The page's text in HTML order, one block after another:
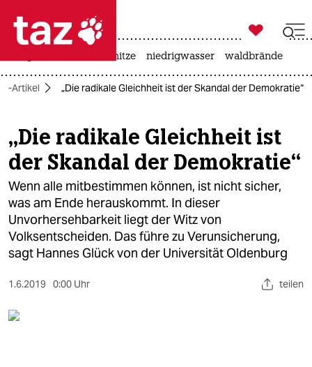
 taz zahl ich
taz zahl ich
themen
politik
öko
gesellschaft
kultur
sport
berlin

taz zahl ich
hitze niedrigwasser waldbrände
Artikel „Die radikale Gleichheit ist der Skandal der Demokratie“
„Die radikale Gleichheit ist
der Skandal der Demokratie“
Wenn alle mitbestimmen können, ist nicht sicher,
was am Ende herauskommt. In dieser
Unvorhersehbarkeit liegt der Witz von
Volksentscheiden. Das führe zu Verunsicherung,
sagt Hannes Glück von der Universität Oldenburg
1.6.2019 0:00 Uhr teilen